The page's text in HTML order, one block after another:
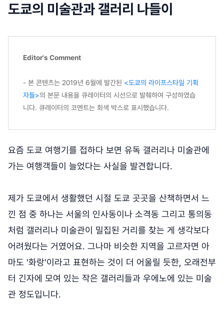
도쿄의 미술관과 갤러리 나들이
Editor's Comment
- 본 콘텐츠는 2019년 6월에 발간된 <도쿄의 라이프스타일 기획
자들>의 본문 내용을 큐레이터의 시선으로 발췌하여 구성하였습
니다. 큐레이터의 코멘트는 회색 박스로 표시했습니다.
요즘 도쿄 여행기를 접하다 보면 유독 갤러리나 미술관에
가는 여행객들이 늘었다는 사실을 발견합니다.
제가 도쿄에서 생활했던 시절 도쿄 곳곳을 산책하면서 느
낀 점 중 하나는 서울의 인사동이나 소격동 그리고 통의동
처럼 갤러리나 미술관이 밀집된 거리를 찾는 게 생각보다
어려웠다는 거였어요. 그나마 비슷한 지역을 고르자면 아
마도 '화랑'이라고 표현하는 것이 더 어울릴 듯한, 오래전부
터 긴자에 모여 있는 작은 갤러리들과 우에노에 있는 미술
관 정도입니다.